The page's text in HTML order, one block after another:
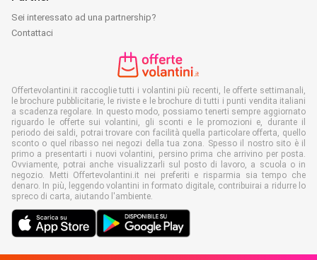
Sei interessato ad una partnership?
Contattaci
Offertevolantini.it raccoglie tutti i volantini più recenti, le offerte settimanali,
le brochure pubblicitarie, le riviste e le brochure di tutti i punti vendita italiani
a scadenza regolare. In questo modo, possiamo tenerti sempre aggiornato
riguardo le offerte sui volantini, gli sconti e le promozioni e, durante il
periodo dei saldi, potrai trovare con facilità quella particolare offerta, quello
sconto o quel ribasso nei negozi della tua zona. Spesso il nostro sito è il
primo a presentarti i nuovi volantini, persino prima che arrivino per posta.
Ovviamente, potrai anche visualizzarli sul posto di lavoro, a scuola o in
negozio. Metti Offertevolantini.it nei preferiti e risparmia sia tempo che
denaro. In più, leggendo volantini in formato digitale, contribuirai a ridurre lo
spreco di carta, aiutando l'ambiente.